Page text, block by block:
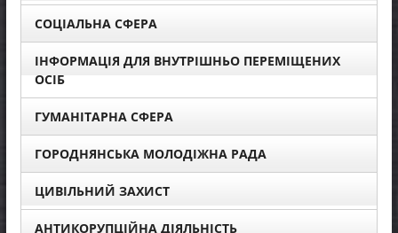
СОЦІАЛЬНА СФЕРА
ІНФОРМАЦІЯ ДЛЯ ВНУТРІШНЬО ПЕРЕМІЩЕНИХ
ОСІБ
ГУМАНІТАРНА СФЕРА
ГОРОДНЯНСЬКА МОЛОДІЖНА РАДА
ЦИВІЛЬНИЙ ЗАХИСТ
АНТИКОРУПЦІЙНА ДІЯЛЬНІСТЬ